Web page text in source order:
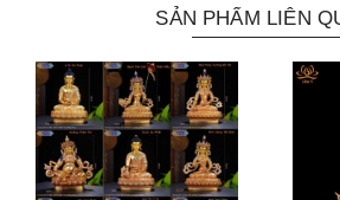
SẢN PHẨM LIÊN